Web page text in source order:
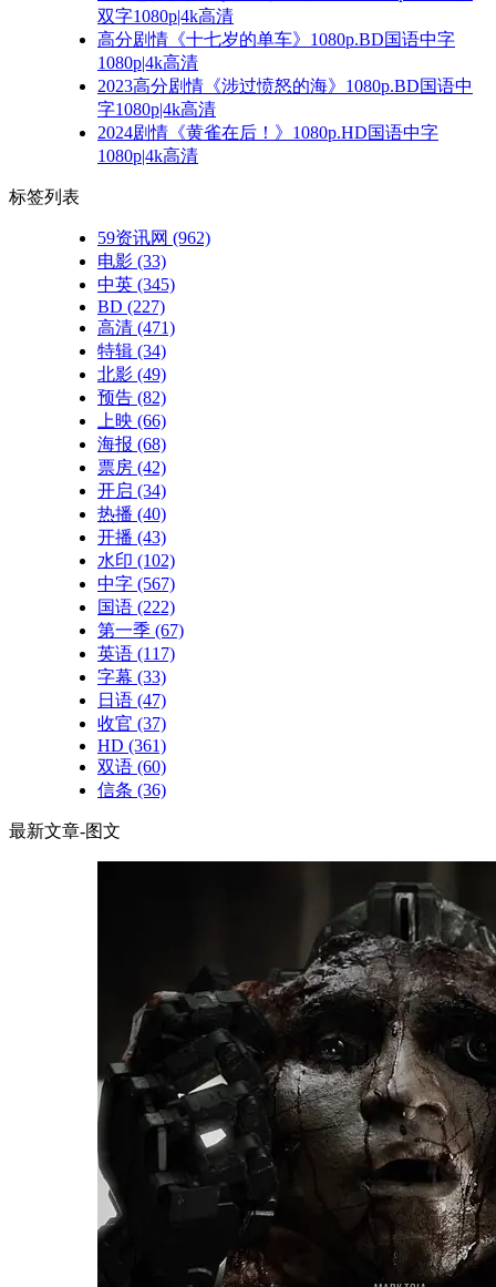
双字1080p|4k高清
高分剧情《十七岁的单车》1080p.BD国语中字
1080p|4k高清
2023高分剧情《涉过愤怒的海》1080p.BD国语中
字1080p|4k高清
2024剧情《黄雀在后！》1080p.HD国语中字
1080p|4k高清
标签列表
59资讯网 (962)
电影 (33)
中英 (345)
BD (227)
高清 (471)
特辑 (34)
北影 (49)
预告 (82)
上映 (66)
海报 (68)
票房 (42)
开启 (34)
热播 (40)
开播 (43)
水印 (102)
中字 (567)
国语 (222)
第一季 (67)
英语 (117)
字幕 (33)
日语 (47)
收官 (37)
HD (361)
双语 (60)
信条 (36)
最新文章-图文